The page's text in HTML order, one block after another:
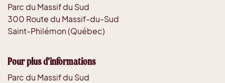
Parc du Massif du Sud
300 Route du Massif-du-Sud
Saint-Philémon (Québec)
Pour plus d'informations
Parc du Massif du Sud